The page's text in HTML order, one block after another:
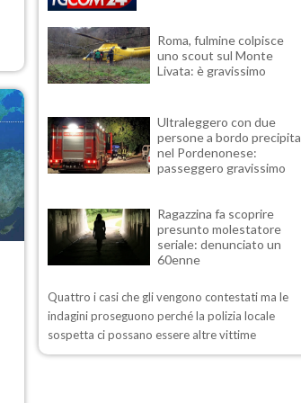
Roma, fulmine colpisce
uno scout sul Monte
Livata: è gravissimo
Ultraleggero con due
persone a bordo precipita
nel Pordenonese:
passeggero gravissimo
Ragazzina fa scoprire
presunto molestatore
seriale: denunciato un
60enne
Quattro i casi che gli vengono contestati ma le
indagini proseguono perché la polizia locale
sospetta ci possano essere altre vittime